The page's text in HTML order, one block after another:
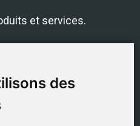
des
des
et services.